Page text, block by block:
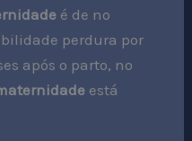
é de no
perdura por
após o parto, no
está